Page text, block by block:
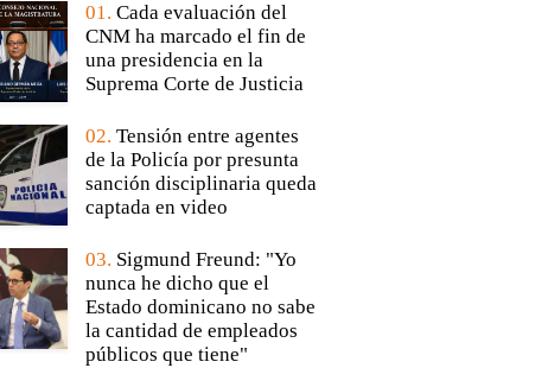
01. Cada evaluación del
CNM ha marcado el fin de
una presidencia en la
Suprema Corte de Justicia
02. Tensión entre agentes
de la Policía por presunta
sanción disciplinaria queda
captada en video
03. Sigmund Freund: "Yo
nunca he dicho que el
Estado dominicano no sabe
la cantidad de empleados
públicos que tiene"